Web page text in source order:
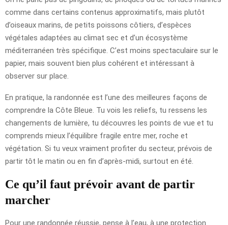
comme dans certains contenus approximatifs, mais plutôt
d’oiseaux marins, de petits poissons côtiers, d’espèces
végétales adaptées au climat sec et d’un écosystème
méditerranéen très spécifique. C’est moins spectaculaire sur le
papier, mais souvent bien plus cohérent et intéressant à
observer sur place.
En pratique, la randonnée est l’une des meilleures façons de
comprendre la Côte Bleue. Tu vois les reliefs, tu ressens les
changements de lumière, tu découvres les points de vue et tu
comprends mieux l’équilibre fragile entre mer, roche et
végétation. Si tu veux vraiment profiter du secteur, prévois de
partir tôt le matin ou en fin d’après-midi, surtout en été.
Ce qu’il faut prévoir avant de partir
marcher
Pour une randonnée réussie, pense à l’eau, à une protection